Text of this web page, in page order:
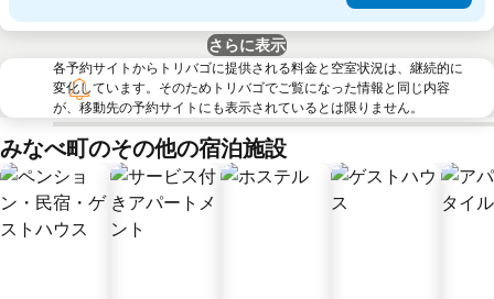
さらに表示
各予約サイトからトリバゴに提供される料金と空室状況は、継続的に
変化しています。そのためトリバゴでご覧になった情報と同じ内容
が、移動先の予約サイトにも表示されているとは限りません。
みなべ町のその他の宿泊施設